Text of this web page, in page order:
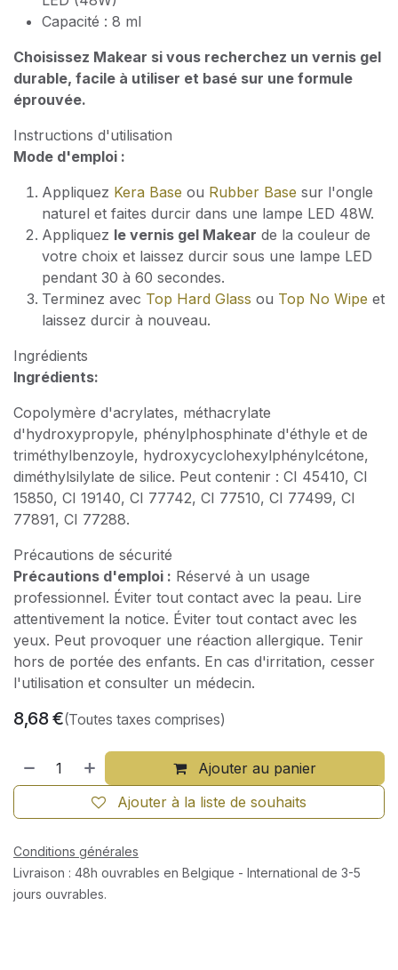
Capacité : 8 ml
Choisissez Makear si vous recherchez un vernis gel
durable, facile à utiliser et basé sur une formule
éprouvée.
Instructions d'utilisation
Mode d'emploi :
Appliquez Kera Base ou Rubber Base sur l'ongle
naturel et faites durcir dans une lampe LED 48W.
Appliquez le vernis gel Makear de la couleur de
votre choix et laissez durcir sous une lampe LED
pendant 30 à 60 secondes.
Terminez avec Top Hard Glass ou Top No Wipe et
laissez durcir à nouveau.
Ingrédients
Ingrédients:
Copolymère d'acrylates, méthacrylate
d'hydroxypropyle, phénylphosphinate d'éthyle et de
triméthylbenzoyle, hydroxycyclohexylphénylcétone,
diméthylsilylate de silice. Peut contenir : CI 45410, CI
15850, CI 19140, CI 77742, CI 77510, CI 77499, CI
77891, CI 77288.
Précautions de sécurité
Précautions d'emploi : Réservé à un usage
professionnel. Éviter tout contact avec la peau. Lire
attentivement la notice. Éviter tout contact avec les
yeux. Peut provoquer une réaction allergique. Tenir
hors de portée des enfants. En cas d'irritation, cesser
l'utilisation et consulter un médecin.
8,68€(Toutes taxes comprises)
Ajouter au panier
Ajouter à la liste de souhaits
Conditions générales
Livraison : 48h ouvrables en Belgique - International de 3-5
jours ouvrables.